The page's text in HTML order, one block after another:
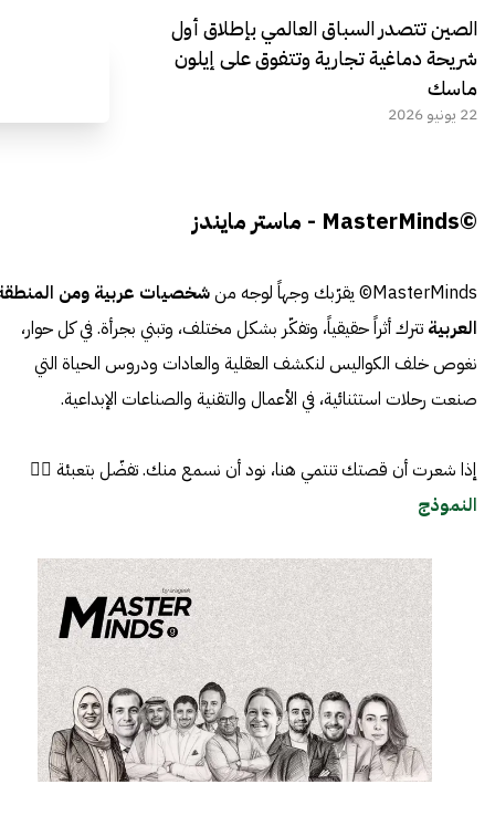
الصين تتصدر السباق العالمي بإطلاق أول
شريحة دماغية تجارية وتتفوق على إيلون
ماسك
22 يونيو 2026
©MasterMinds - ماستر مايندز
MasterMinds© يقرّبك وجهاً لوجه من
شخصيات عربية ومن
العربية تترك أثراً حقيقياً، وتفكّر بشكل مختلف، وتبني بجرأة. في كل حوار،
نغوص خلف الكواليس لنكشف العقلية والعادات ودروس الحياة التي
صنعت رحلات استثنائية، في الأعمال والتقنية والصناعات الإبداعية.
إذا شعرت أن قصتك تنتمي هنا، نود أن نسمع منك. تفضّل بتعبئة 👈🏼
النموذج